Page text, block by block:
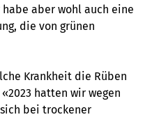
aber wohl auch eine
die von grünen
Krankheit die Rüben
hatten wir wegen
bei trockener